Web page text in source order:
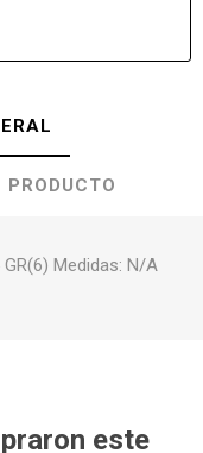
PRODUCTO
GR(6) Medidas: N/A
este